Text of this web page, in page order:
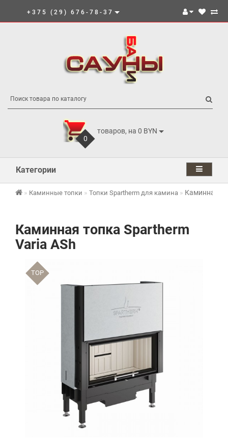
+375 (29) 676-78-37
0
товаров, на 0 BYN
Категории
Каминные топки Топки Spartherm для камина Каминная
Каминная топка Spartherm
Varia ASh
TOP